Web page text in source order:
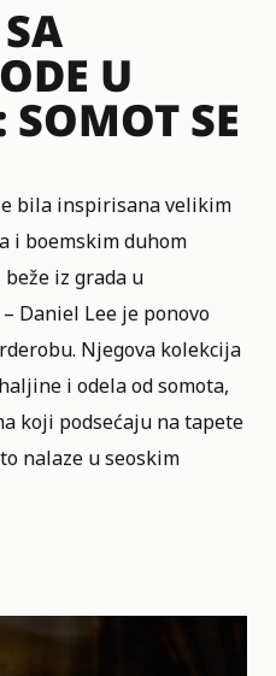
U
SE
bila inspirisana velikim
i boemskim duhom
iz grada u
Daniel Lee je ponovo
Njegova kolekcija
i odela od somota,
koji podsećaju na tapete
nalaze u seoskim